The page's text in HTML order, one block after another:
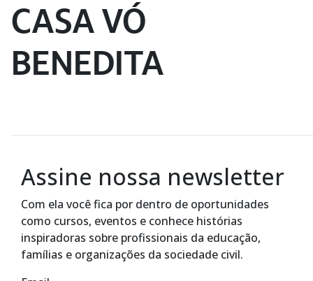
Institucional
Nossas ações
Biblioteca
Contato
CASA VÓ
BENEDITA
Assine nossa newsletter
Com ela você fica por dentro de oportunidades
como cursos, eventos e conhece histórias
inspiradoras sobre profissionais da educação,
famílias e organizações da sociedade civil.